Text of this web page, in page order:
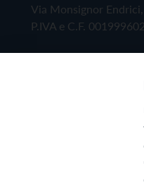
Via Monsignor
P.IVA e C.F.
Copyright © 2019